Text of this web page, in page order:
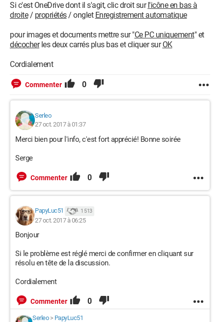
Si c'est OneDrive dont il s'agit, clic droit surl'icône en bas à
droite/ propriétés/ onglet Enregistrement automatique
pour images et documents mettre sur "Ce PC uniquement" et
décocherles deux carrés plus bas et cliquer surOK
Cordialement
Commenter 0
Serleo
27 oct. 2017 à 01:37
Merci bien pour l'info, c'est fort apprécié! Bonne soirée
Serge
Commenter 0
PapyLuc51 1 513
27 oct. 2017 à 06:25
Bonjour
Si le problème est réglé merci de confirmer en cliquant sur
résolu en tête de la discussion.
Cordialement
Commenter 0
Serleo> PapyLuc51